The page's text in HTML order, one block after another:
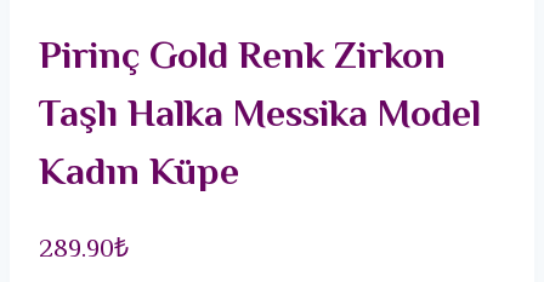
Pirinç Gold Renk Zirkon
Taşlı Halka Messika Model
Kadın Küpe
289.90₺